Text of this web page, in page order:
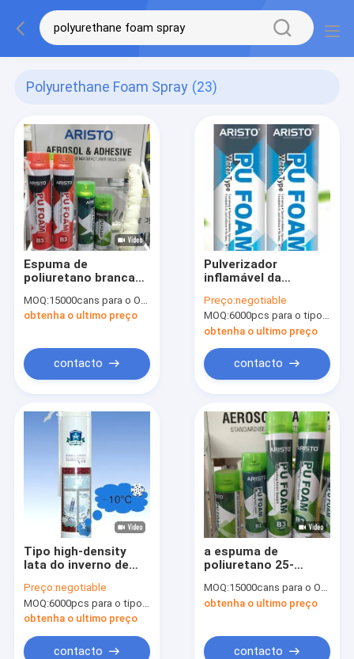
Polyurethane Foam Spray (23)
Espuma de
poliuretano branca
pulverizador da
espuma do plutônio
30kg/M3
MOQ:15000cans para o OEM, 6000cans para o tipo de Aristo
obtenha o ultimo preço
contacto
Pulverizador
inflamável da
poliuretano da baixa
temperatura 750ml
B3
Preço:negotiable
MOQ:6000pcs para o tipo de Aristo, 15000pcs para o tipo do cliente
obtenha o ultimo preço
contacto
Tipo high-density
lata do inverno de
espuma de
poliuretano com o
bocal da palha/arma
Preço:negotiable
MOQ:6000pcs para o tipo de Aristo, 15000pcs para o tipo do cliente
obtenha o ultimo preço
contacto
a espuma de
poliuretano 25-
pulverizador da
espuma do plutônio
MOQ:15000cans para o OEM, 6000cans para o tipo de Aristo
obtenha o ultimo preço
contacto